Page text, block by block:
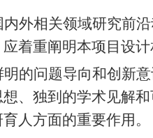
内外相关领域研究前
着重阐明本项目设
明的问题导向和创新
、独到的学术见解
人方面的重要作用。